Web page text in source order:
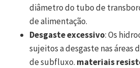
diâmetro do tubo de
de alimentação.
Desgaste excessivo: Os
sujeitos a desgaste nas áreas
de subfluxo. materiais